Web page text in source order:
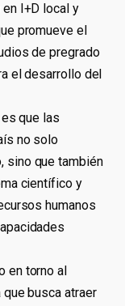
I+D local y
promueve el
de pregrado
el desarrollo del
que las
no solo
sino que también
científico y
humanos
en torno al
que busca atraer